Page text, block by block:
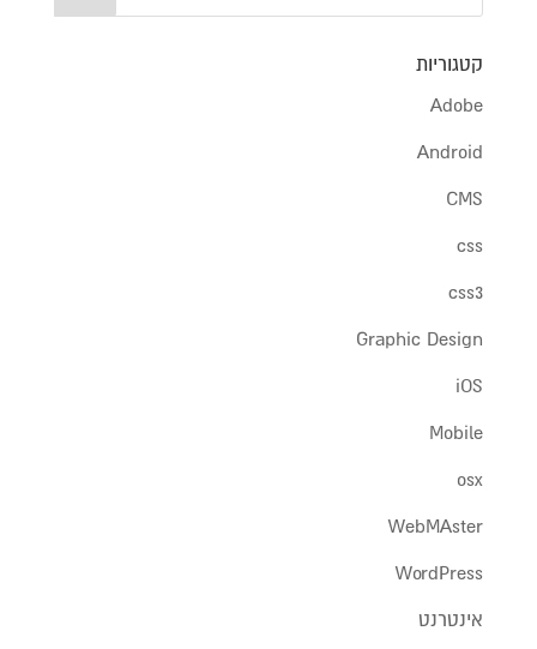
קטגוריות
Adobe
Android
CMS
css
css3
Graphic Design
iOS
Mobile
osx
WebMAster
WordPress
אינטרנט